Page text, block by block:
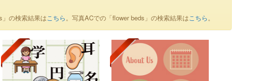
の検索結果はこちら。写真ACでの「flower beds」の検索結果はこちら。